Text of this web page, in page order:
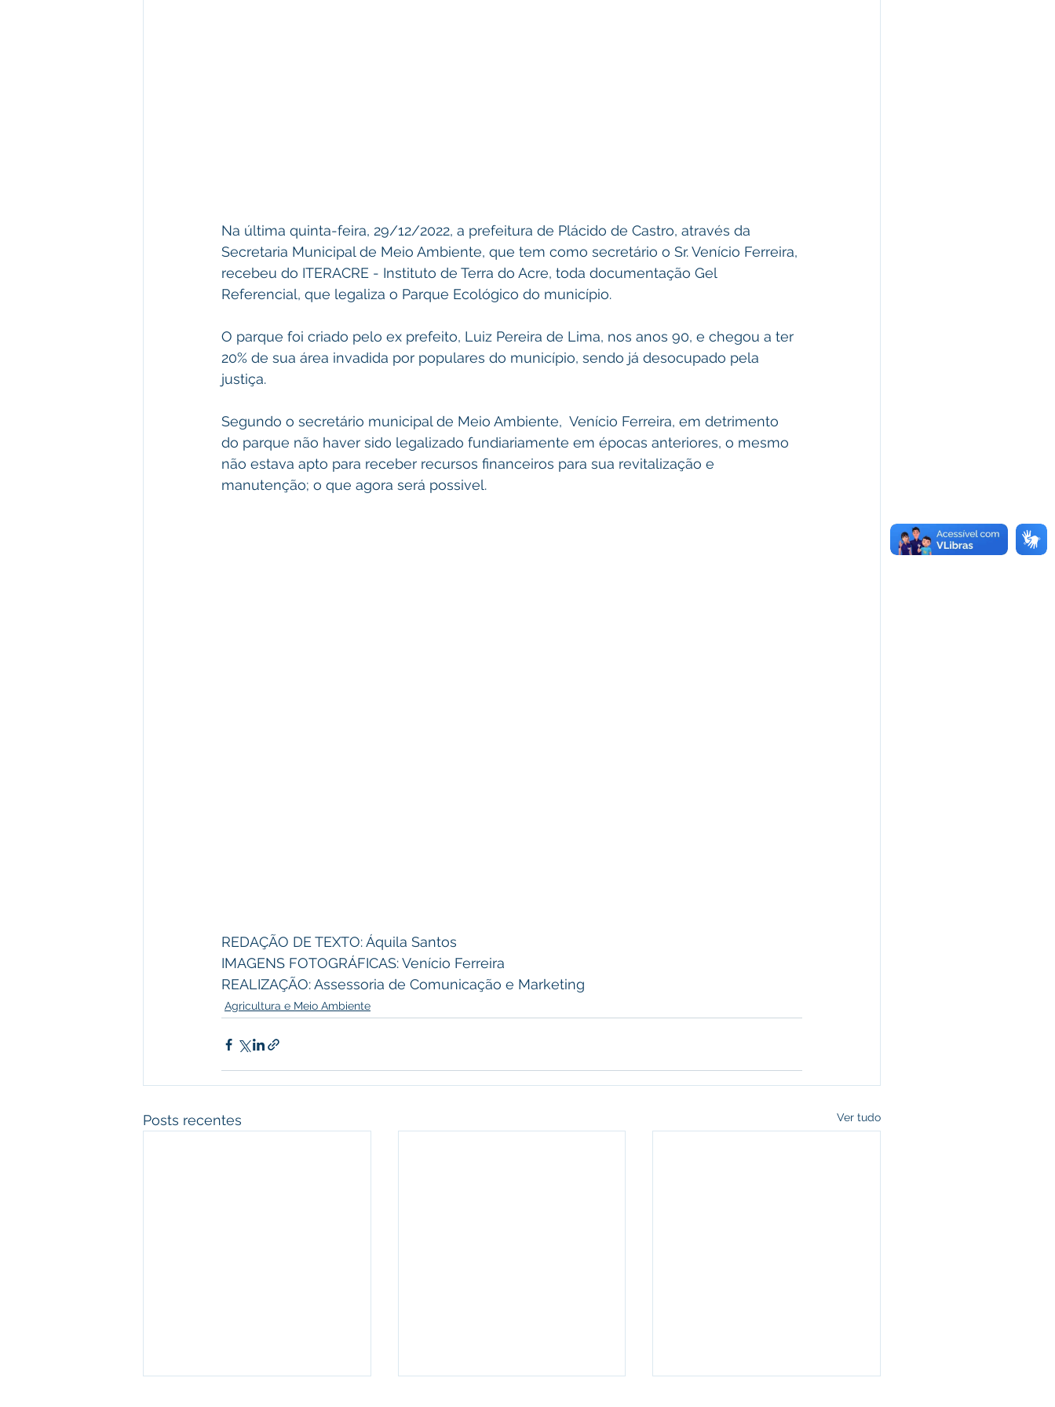
Na última quinta-feira, 29/12/2022, a prefeitura de Plácido de Castro, através da
Secretaria Municipal de Meio Ambiente, que tem como secretário o Sr. Venício Ferreira,
recebeu do ITERACRE - Instituto de Terra do Acre, toda documentação Gel
Referencial, que legaliza o Parque Ecológico do município.
O parque foi criado pelo ex prefeito, Luiz Pereira de Lima, nos anos 90, e chegou a ter
20% de sua área invadida por populares do município, sendo já desocupado pela
justiça.
Segundo o secretário municipal de Meio Ambiente,  Venício Ferreira, em detrimento
do parque não haver sido legalizado fundiariamente em épocas anteriores, o mesmo
não estava apto para receber recursos financeiros para sua revitalização e
manutenção; o que agora será possivel.
REDAÇÃO DE TEXTO: Áquila Santos
IMAGENS FOTOGRÁFICAS: Venício Ferreira
REALIZAÇÃO: Assessoria de Comunicação e Marketing
Agricultura e Meio Ambiente
Posts recentes Ver tudo